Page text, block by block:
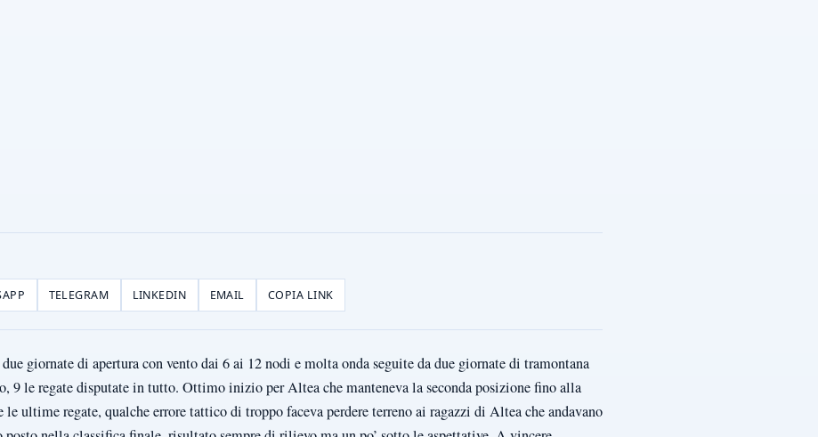
TELEGRAM LINKEDIN EMAIL COPIA LINK
giornate di apertura con vento dai 6 ai 12 nodi e molta onda seguite da due giornate di tramontana
9 le regate disputate in tutto. Ottimo inizio per Altea che manteneva la seconda posizione fino alla
ultime regate, qualche errore tattico di troppo faceva perdere terreno ai ragazzi di Altea che andavano